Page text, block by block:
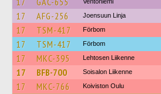
17 AFG-256 Joensuun Linja
17 TSM-417 Förbom
17 TSM-417 Förbom
17 MKC-395 Lehtosen Liikenne
17 BFB-700 Soisalon Liikenne
17 MKC-766 Koiviston Oulu